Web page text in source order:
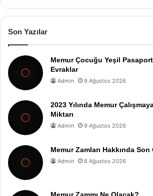
Son Yazılar
Memur Çocuğu Yeşil
Evraklar
Admin 9 Ağustos 2026
2023 Yılında Memur
Miktarı
Admin 9 Ağustos 2026
Memur Zamları Hakkında
Admin 8 Ağustos 2026